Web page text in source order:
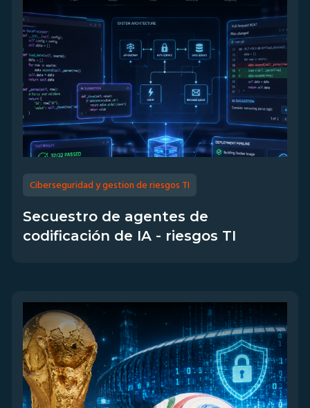
Ciberseguridad y gestion de riesgos TI
Secuestro de agentes de
codificación de IA - riesgos TI